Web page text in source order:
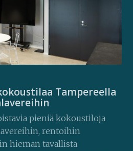
Tampereella
pieniä kokoustiloja
rentoihin
hieman tavallista